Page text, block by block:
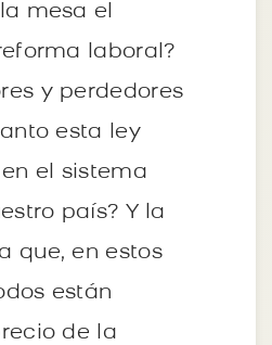
mesa el
laboral?
y perdedores
esta ley
el sistema
país? Y la
que, en estos
están
de la